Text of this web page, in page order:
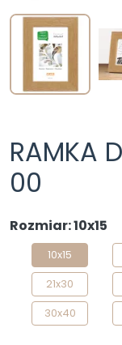
RAMKA
00
Rozmiar: 10x15
10x15
21x30
30x40